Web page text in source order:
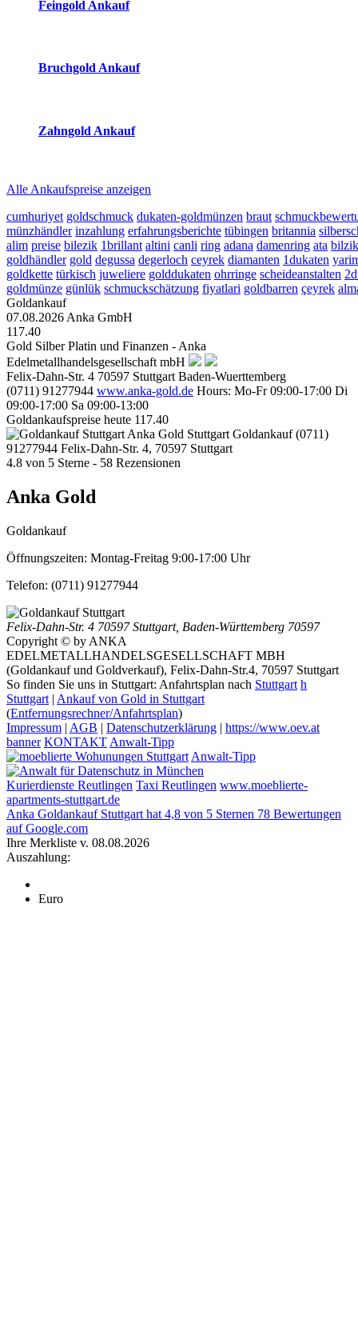
Feingold Ankauf
Bruchgold Ankauf
Zahngold Ankauf
Alle Ankaufspreise anzeigen
cumhuriyet goldschmuck dukaten-goldmünzen braut
münzhändler inzahlung erfahrungsberichte tübingen britannia
alim preise bilezik 1brillant altini canli ring adana damenring ata bilzik
goldhändler gold degussa degerloch ceyrek diamanten 1dukaten
goldkette türkisch juweliere golddukaten ohrringe scheideanstalten
goldmünze günlük schmuckschätzung fiyatlari goldbarren çeyrek
Goldankauf
07.08.2026 Anka GmbH
117.40
Gold Silber Platin und Finanzen - Anka
Edelmetallhandelsgesellschaft mbH
Felix-Dahn-Str. 4 70597 Stuttgart Baden-Wuerttemberg
(0711) 91277944 www.anka-gold.de Hours: Mo-Fr 09:00-17:00 Di
09:00-17:00 Sa 09:00-13:00
Goldankaufspreise heute 117.40
Anka Gold Stuttgart Goldankauf (0711)
91277944 Felix-Dahn-Str. 4, 70597 Stuttgart
4.8 von 5 Sterne - 58 Rezensionen
Anka Gold
Goldankauf
Öffnungszeiten: Montag-Freitag 9:00-17:00 Uhr
Telefon: (0711) 91277944
Felix-Dahn-Str. 4 70597 Stuttgart, Baden-Württemberg 70597
Copyright © by ANKA
EDELMETALLHANDELSGESELLSCHAFT MBH
(Goldankauf und Goldverkauf), Felix-Dahn-Str.4, 70597 Stuttgart
So finden Sie uns in Stuttgart: Anfahrtsplan nach Stuttgart h
Stuttgart | Ankauf von Gold in Stuttgart
(Entfernungsrechner/Anfahrtsplan)
Impressum | AGB | Datenschutzerklärung | https://www.oev.at
banner KONTAKT Anwalt-Tipp
Anwalt-Tipp
Kurierdienste Reutlingen Taxi Reutlingen www.moeblierte-
apartments-stuttgart.de
Anka Goldankauf Stuttgart hat 4,8 von 5 Sternen 78 Bewertungen
auf Google.com
Ihre Merkliste v. 08.08.2026
Auszahlung:
Euro